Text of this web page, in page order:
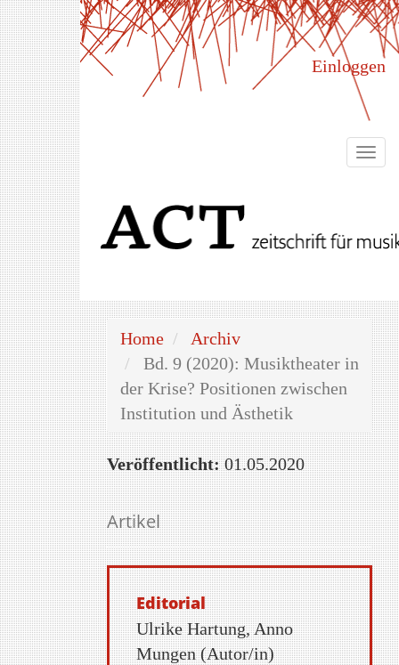
Hauptnavigation
Hauptinhalt
Sidebar
Einloggen
Home
Archiv
Bd. 9 (2020): Musiktheater in
der Krise? Positionen zwischen
Institution und Ästhetik
Veröffentlicht:01.05.2020
Artikel
Editorial
Ulrike Hartung, Anno
Mungen (Autor/in)